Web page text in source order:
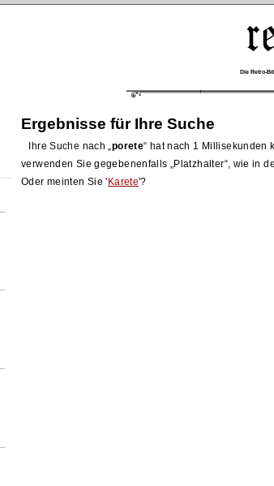
Die Retro-
Ergebnisse für Ihre Suche
Ihre Suche nach porete
hat nach 1 Millisekunden
verwenden Sie gegebenenfalls
Platzhalter , wie in
Oder meinten Sie ' Karete'?